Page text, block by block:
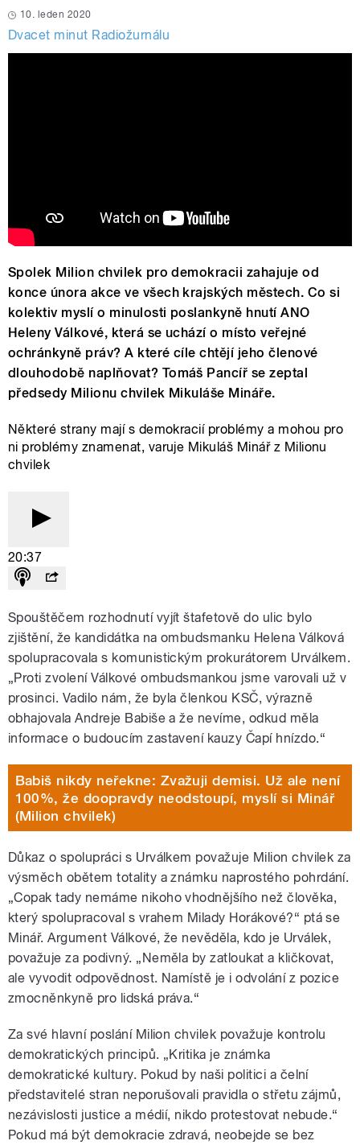
10. leden 2020
Dvacet minut Radiožurnálu
Spolek Milion chvilek pro demokracii zahajuje od
konce února akce ve všech krajských městech. Co si
kolektiv myslí o minulosti poslankyně hnutí ANO
Heleny Válkové, která se uchází o místo veřejné
ochránkyně práv? A které cíle chtějí jeho členové
dlouhodobě naplňovat? Tomáš Pancíř se zeptal
předsedy Milionu chvilek Mikuláše Mináře.
Některé strany mají s demokracií problémy a mohou pro
ni problémy znamenat, varuje Mikuláš Minář z Milionu
chvilek
20:37
Spouštěčem rozhodnutí vyjít štafetově do ulic bylo
zjištění, že kandidátka na ombudsmanku Helena Válková
spolupracovala s komunistickým prokurátorem Urválkem.
„Proti zvolení Válkové ombudsmankou jsme varovali už v
prosinci. Vadilo nám, že byla členkou KSČ, výrazně
obhajovala Andreje Babiše a že nevíme, odkud měla
informace o budoucím zastavení kauzy Čapí hnízdo.“
Babiš nikdy neřekne: Zvažuji demisi. Už ale není
100%, že doopravdy neodstoupí, myslí si Minář
(Milion chvilek)
Důkaz o spolupráci s Urválkem považuje Milion chvilek za
výsměch obětem totality a známku naprostého pohrdání.
„Copak tady nemáme nikoho vhodnějšího než člověka,
který spolupracoval s vrahem Milady Horákové?“ ptá se
Minář. Argument Válkové, že nevěděla, kdo je Urválek,
považuje za podivný. „Neměla by zatloukat a kličkovat,
ale vyvodit odpovědnost. Namístě je i odvolání z pozice
zmocněnkyně pro lidská práva.“
Za své hlavní poslání Milion chvilek považuje kontrolu
demokratických principů. „Kritika je známka
demokratické kultury. Pokud by naši politici a čelní
představitelé stran neporušovali pravidla o střetu zájmů,
nezávislosti justice a médií, nikdo protestovat nebude.“
Pokud má být demokracie zdravá, neobejde se bez